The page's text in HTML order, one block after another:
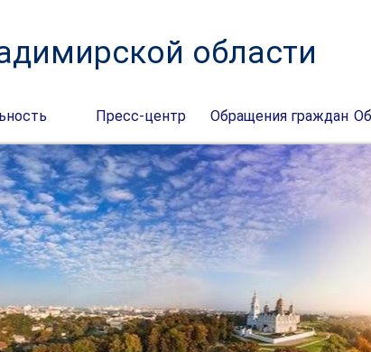
области
Пресс-центр Обращения граждан